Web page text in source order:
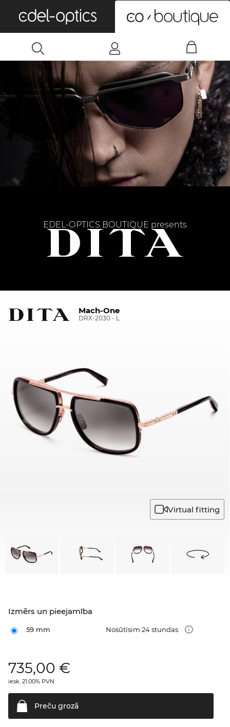
EDEL-OPTICS BOUTIQUE presents
Mach-One
DRX-2030 - L
Virtual fitting
Izmērs un pieejamība
59 mm Nosūtīsim 24 stundas
735,00 €
iesk. 21.00% PVN
Preču grozā